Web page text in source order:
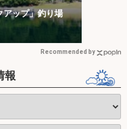
アップ」釣り場
Recommended by
報